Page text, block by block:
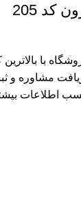
کد 205
با
مشاوره و
اطلاعات